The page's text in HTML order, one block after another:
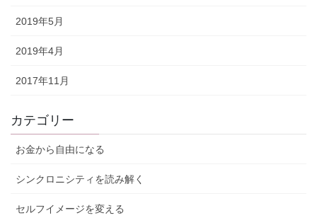
2019年5月
2019年4月
2017年11月
カテゴリー
お金から自由になる
シンクロニシティを読み解く
セルフイメージを変える